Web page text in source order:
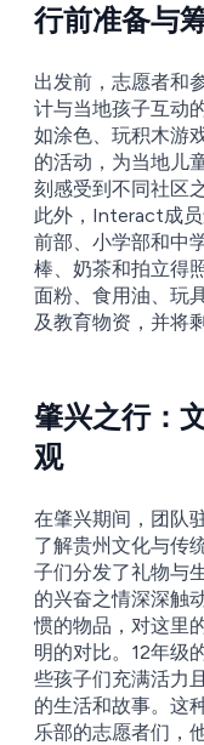
行前准备与
出发前，志愿者和
计与当地孩子互动
如涂色、玩积木游
的活动，为当地儿
刻感受到不同社区
此外，Interact成
前部、小学部和中
棒、奶茶和拍立得
面粉、食用油、玩
及教育物资，并将
肇兴之行：
观
在肇兴期间，团队
了解贵州文化与传
子们分发了礼物与
的兴奋之情深深
惯的物品，对这里
明的对比。12年级
些孩子们充满活力
的生活和故事。这
乐部的志愿者们，